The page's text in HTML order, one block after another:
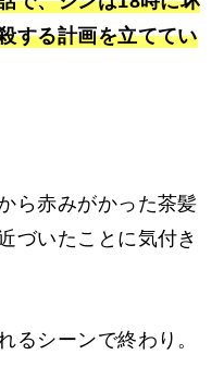
する計画を立ててい
ら赤みがかった茶髪
づいたことに気付き
るシーンで終わり。